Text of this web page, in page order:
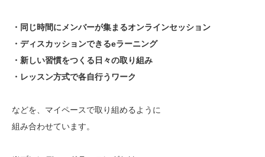
・同じ時間にメンバーが集まるオンラインセッション
・ディスカッションできるeラーニング
・新しい習慣をつくる日々の取り組み
・レッスン方式で各自行うワーク
などを、マイペースで取り組めるように
組み合わせています。